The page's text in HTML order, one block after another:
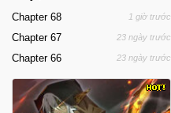
Chapter 68 1 giờ trước
Chapter 67 23 ngày trước
Chapter 66 23 ngày trước